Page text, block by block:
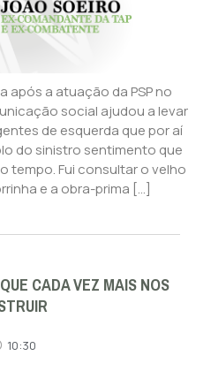
a atuação da PSP no
social ajudou a levar
de esquerda que por aí
do sinistro sentimento que
tempo. Fui consultar o velho
e a obra-prima […]
CADA VEZ MAIS NOS
10:30